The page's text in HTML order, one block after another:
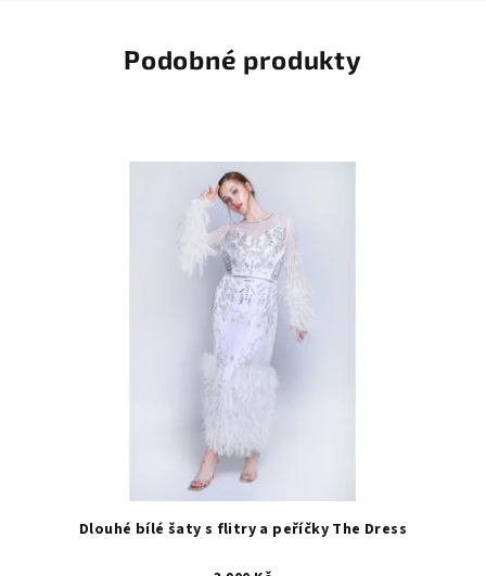
Podobné produkty
Dlouhé bílé šaty s flitry a peříčky The Dress